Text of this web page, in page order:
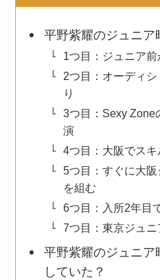
平野紫耀のジュニア
1つ目：ジュニア
2つ目：オーディ
り
3つ目：Sexy Zone
演
4つ目：大阪でス
5つ目：すぐに大
を組む
6つ目：入所2年目
7つ目：東京ジュ
平野紫耀のジュニア
していた？